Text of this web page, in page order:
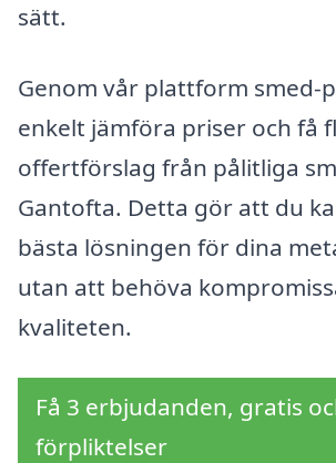
sätt.
Genom vår plattform smed-
enkelt jämföra priser och få
offertförslag från pålitliga
Gantofta. Detta gör att du
bästa lösningen för dina
utan att behöva
kvaliteten.
Få 3 erbjudanden, gratis
förpliktelser